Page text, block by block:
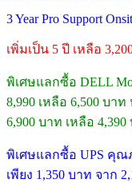
3 Year Pro Support
เพิ่มเป็น 5 ปี เหลือ
พิเศษแลกซื้อ DELL
8,990 เหลือ 6,500 บา
6,900 บาท เหลือ 4,390
พิเศษแลกซื้อ UPS คุณ
เพียง 1,350 บาท จาก